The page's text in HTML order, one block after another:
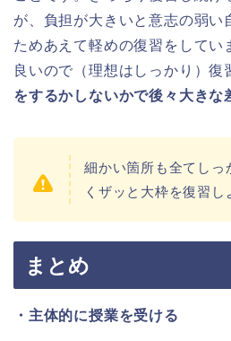
が、負担が大きいと意志の弱い
ためあえて軽めの復習をしてい
良いので（理想はしっかり）復
をするかしないかで後々大きな
細かい箇所も全てしっ
くザッと大枠を復習し
まとめ
・主体的に授業を受ける